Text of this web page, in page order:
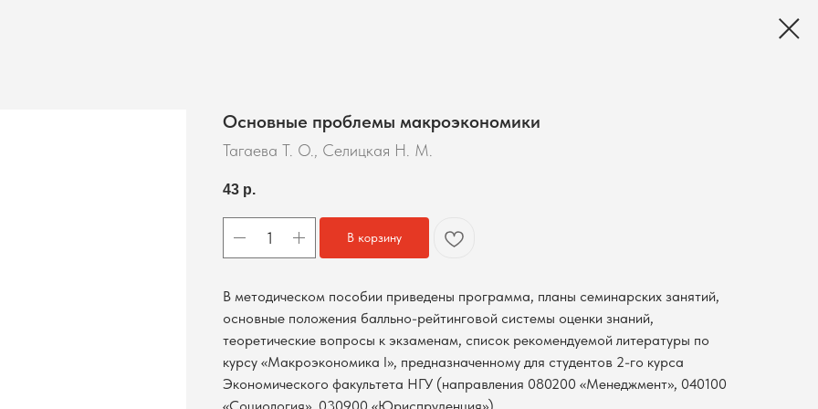
Основные проблемы макроэкономики
Тагаева Т. О., Селицкая Н. М.
43 р.
В корзину
В методическом пособии приведены программа, планы семинарских занятий,
основные положения балльно-рейтинговой системы оценки знаний,
теоретические вопросы к экзаменам, список рекомендуемой литературы по
курсу «Макроэкономика I», предназначенному для студентов 2-го курса
Экономического факультета НГУ (направления 080200 «Менеджмент», 040100